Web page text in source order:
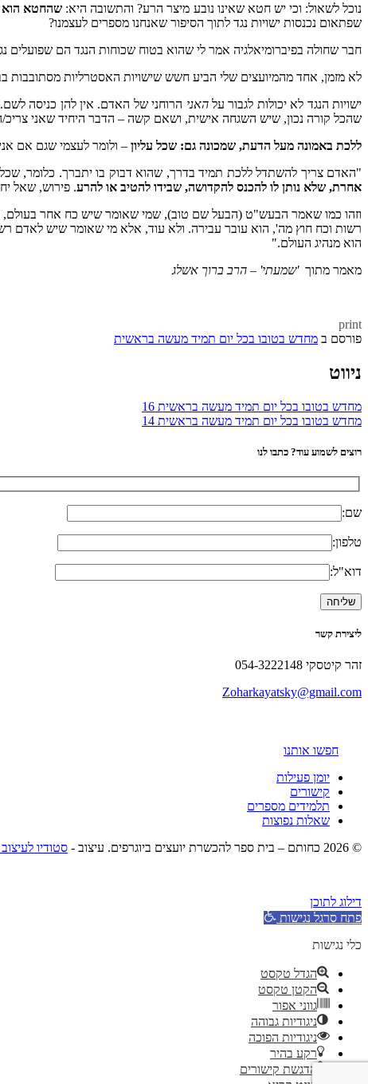
נוכל לשאול: וכי יש חטא שאינו נובע מיצר הרע? והתשובה היא: שהחטא הוא
שפתאום נכנסות ישויות נגד לתוך הסיפור שאנחנו מספרים לעצמנו?
חבר שחולה בפיברומיאלגיה אמר לי שהוא בטוח שכוחות הנגד הם שפועלים
לא מזמן, אחד מהמיועצים שלי הביע חשש שישויות האסטרליות מסתובבות
ישויות הנגד לא יכולות לגבור עלהאני הרוחני של האדם. אין להן כניסה
שהכל קורה נכון, שיש השגחה אישית, ושאם קשה – הדבר היחיד שאני צריכ/
ללכת באמונה מעל הדעת, שמכונה גם: שכל עליון – ולומר לעצמי שגם אם
"האדם צריך להשתדל ללכת תמיד בדרך, שהוא דבוק בו יתברך. כלומר, שכל
אחרת, שלא נותן לו להכנס להקדושה, שבידו להטיב או להרע. פירוש, שאל
וזהו כמו שאמר הבעש"ט (הבעל שם טוב), שמי שאומר שיש כח אחר בעולם,
רשות וכח חוץ מה', הוא עובר עבירה. ולא עוד, אלא מי שאומר שיש לאדם
הוא מנהיג העולם."
מאמר מתוך'שמעתי' – הרב ברוך אשלג
print
פורסם ב מחדש בטובו בכל יום תמיד מעשה בראשית
ניווט
מחדש בטובו בכל יום תמיד מעשה בראשית 16
מחדש בטובו בכל יום תמיד מעשה בראשית 14
רוצים לשמוע עוד? כתבו לנו
שם:
טלפון:
דוא"ל:
ליצירת קשר
זהר קיטסקי 054-3222148
Zoharkayatsky@gmail.com
חפשו אותנו
יומן פעילות
קישורים
תלמידים מספרים
שאלות נפוצות
© 2026 כחותם – בית ספר להכשרת יועצים ביוגרפים. עיצוב -
סטודיו
דילוג לתוכן
פתח סרגל נגישות
כלי נגישות
הגדל טקסט
הקטן טקסט
גווני אפור
ניגודיות גבוהה
ניגודיות הפוכה
רקע בהיר
הדגשת קישורים